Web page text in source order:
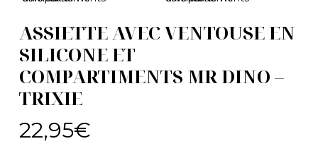
ASSIETTE AVEC VENTOUSE EN
SILICONE ET
COMPARTIMENTS MR DINO –
TRIXIE
22,95€